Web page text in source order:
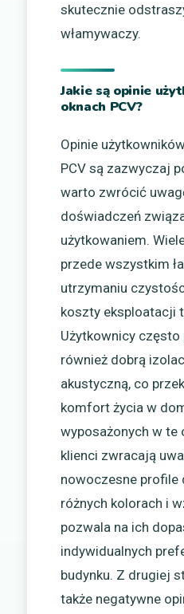
skutecznie
włamywaczy.
Jakie są opinie
oknach PCV?
Opinie
PCV są zazwyczaj
warto zwrócić
doświadczeń
użytkowaniem.
przede wszystkim
utrzymaniu
koszty eksploatacji
Użytkownicy
również dobrą
akustyczną, co
komfort życia w
wyposażonych w te
klienci zwracają
nowoczesne profile
różnych kolorach i
pozwala na ich
indywidualnych
budynku. Z drugiej
także negatywne